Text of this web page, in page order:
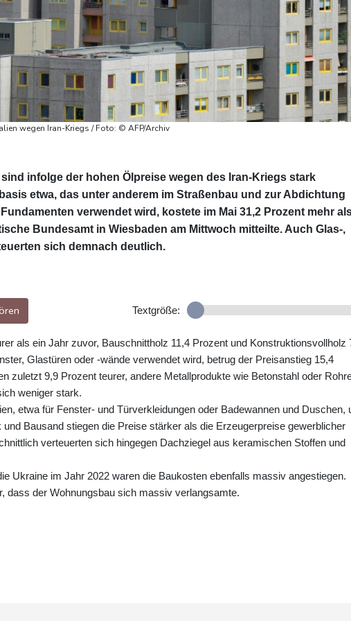
wegen Iran-Kriegs / Foto: © AFP/Archiv
infolge der hohen Ölpreise wegen des Iran-Kriegs stark
etwa, das unter anderem im Straßenbau und zur Abdichtung
verwendet wird, kostete im Mai 31,2 Prozent mehr
Bundesamt in Wiesbaden am Mittwoch mitteilte. Auch Glas-,
sich demnach deutlich.
Textgröße:
als ein Jahr zuvor, Bauschnittholz 11,4 Prozent und Konstruktionsvollholz
Glastüren oder -wände verwendet wird, betrug der Preisanstieg 15,4
zuletzt 9,9 Prozent teurer, andere Metallprodukte wie Betonstahl oder
weniger stark.
etwa für Fenster- und Türverkleidungen oder Badewannen und Duschen,
Bausand stiegen die Preise stärker als die Erzeugerpreise gewerblicher
verteuerten sich hingegen Dachziegel aus keramischen Stoffen und
Ukraine im Jahr 2022 waren die Baukosten ebenfalls massiv angestiegen.
dass der Wohnungsbau sich massiv verlangsamte.